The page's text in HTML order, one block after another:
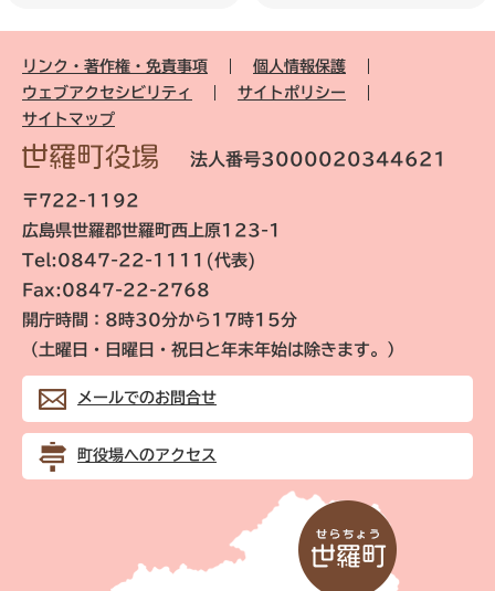
リンク・著作権・免責事項
個人情報保護
ウェブアクセシビリティ
サイトポリシー
サイトマップ
法人番号3000020344621
〒722-1192
広島県世羅郡世羅町西上原123-1
Tel:0847-22-1111(代表)
Fax:0847-22-2768
開庁時間：8時30分から17時15分
（土曜日・日曜日・祝日と年末年始は除きます。）
メールでのお問合せ
町役場へのアクセス